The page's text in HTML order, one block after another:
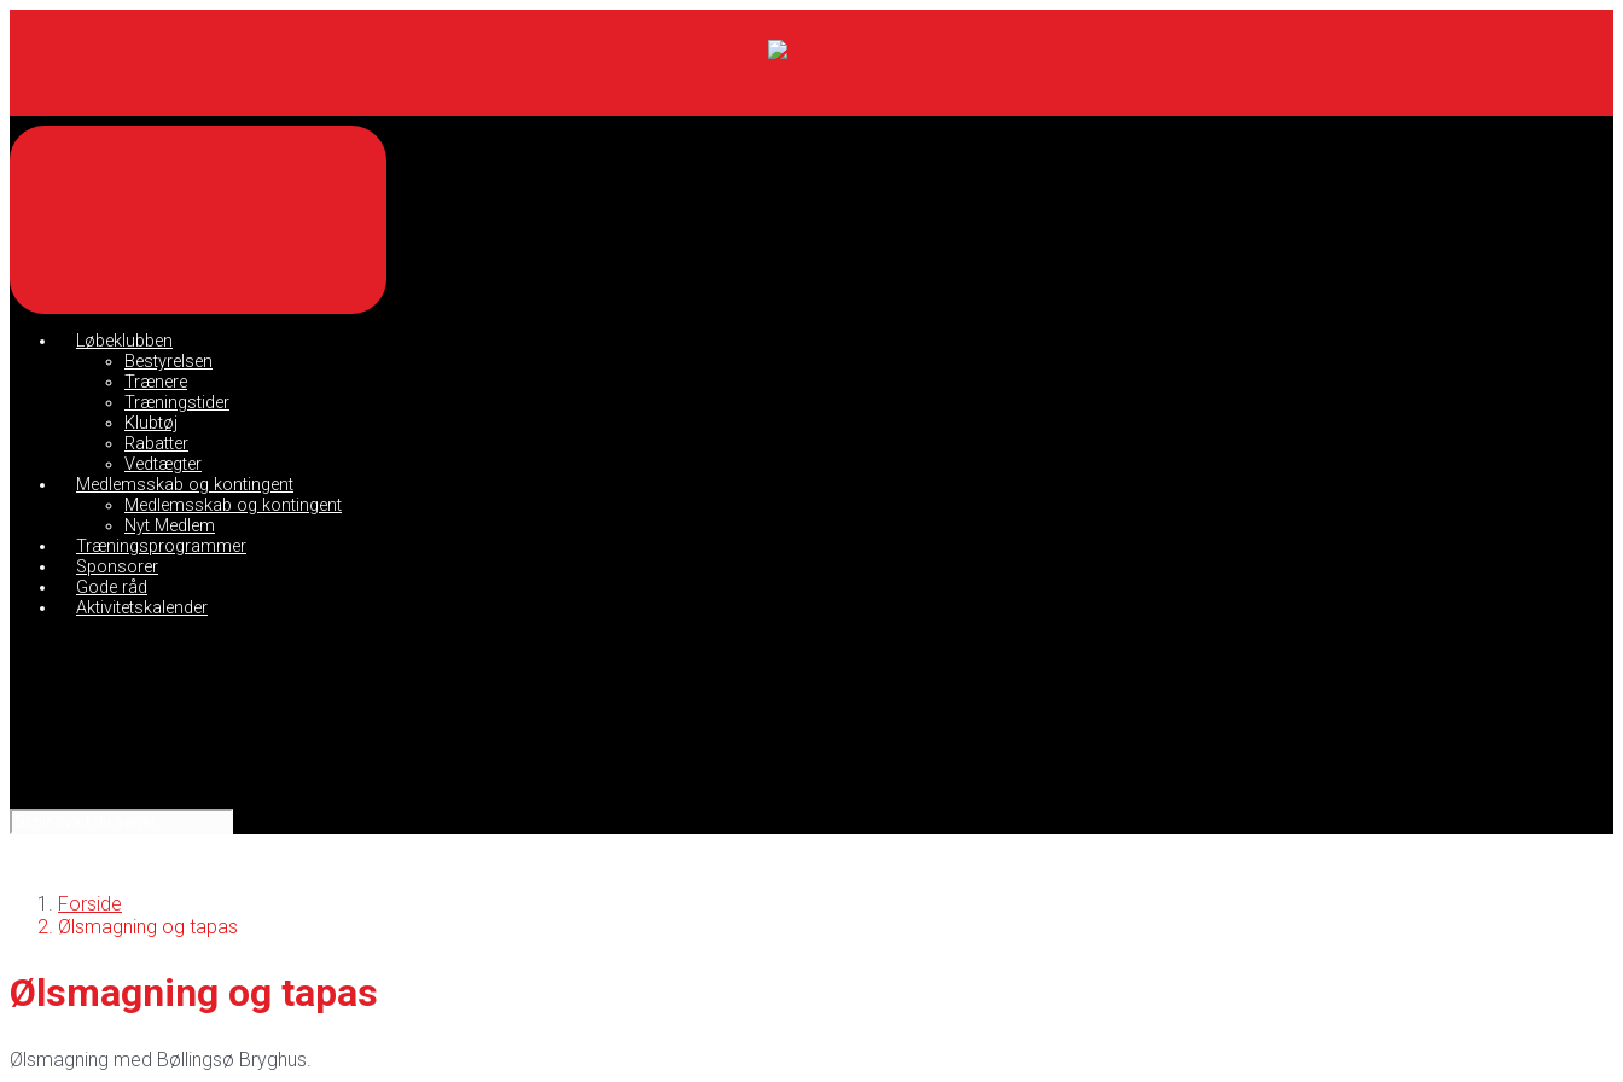
Løbeklubben
Bestyrelsen
Trænere
Træningstider
Klubtøj
Rabatter
Vedtægter
Medlemsskab og kontingent
Medlemsskab og kontingent
Nyt Medlem
Træningsprogrammer
Sponsorer
Gode råd
Aktivitetskalender
Forside
Ølsmagning og tapas
Ølsmagning og tapas
Ølsmagning med Bøllingsø Bryghus.